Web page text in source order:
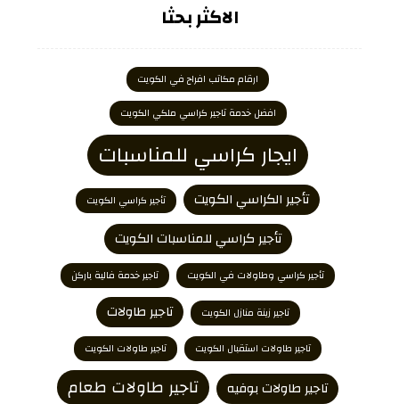
الاكثر بحثا
ارقام مكاتب افراح في الكويت
افضل خدمة تاجير كراسي ملكي الكويت
ايجار كراسي للمناسبات
تأجير الكراسي الكويت تأجير كراسي الكويت
تأجير كراسي للمناسبات الكويت
تأجير كراسي وطاولات في الكويت تاجير خدمة فالية باركن
تاجير زينة منازل الكويت تاجير طاولات
تاجير طاولات استقبال الكويت تاجير طاولات الكويت
تاجير طاولات بوفيه تاجير طاولات طعام